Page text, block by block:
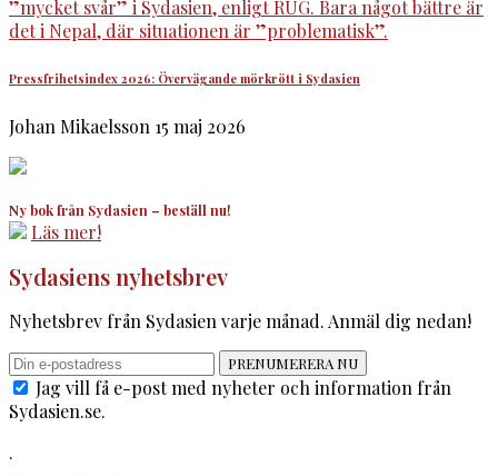
Pressfrihetsindex 2026: Övervägande mörkrött i Sydasien
Johan Mikaelsson 15 maj 2026
Ny bok från Sydasien – beställ nu!
Läs mer!
Sydasiens nyhetsbrev
Nyhetsbrev från Sydasien varje månad. Anmäl dig nedan!
PRENUMERERA NU
Jag vill få e-post med nyheter och information från
Sydasien.se.
.